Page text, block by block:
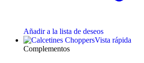
Añadir a la lista de deseos
Vista rápida
Complementos